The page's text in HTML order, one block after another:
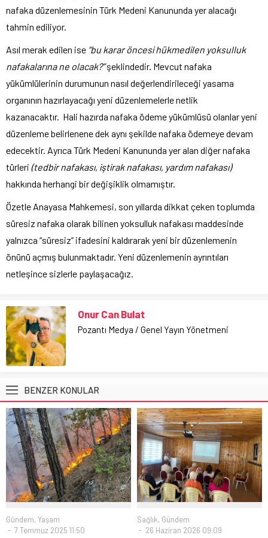
nafaka düzenlemesinin Türk Medeni Kanununda yer alacağı
tahmin ediliyor.
Asıl merak edilen ise “bu karar öncesi hükmedilen yoksulluk
nafakalarına ne olacak?”şeklindedir. Mevcut nafaka
yükümlülerinin durumunun nasıl değerlendirileceği yasama
organının hazırlayacağı yeni düzenlemelerle netlik
kazanacaktır. Hali hazırda nafaka ödeme yükümlüsü olanlar yeni
düzenleme belirlenene dek aynı şekilde nafaka ödemeye devam
edecektir. Ayrıca Türk Medeni Kanununda yer alan diğer nafaka
türleri (tedbir nafakası, iştirak nafakası, yardım nafakası)
hakkında herhangi bir değişiklik olmamıştır.
Özetle Anayasa Mahkemesi, son yıllarda dikkat çeken toplumda
süresiz nafaka olarak bilinen yoksulluk nafakası maddesinde
yalnızca “süresiz” ifadesini kaldırarak yeni bir düzenlemenin
önünü açmış bulunmaktadır. Yeni düzenlemenin ayrıntıları
netleşince sizlerle paylaşacağız.
Onur Can Bulat
Pozantı Medya / Genel Yayın Yönetmeni
BENZER KONULAR
Gündem, Yaşam
7 Temmuz 2025 11:50
Sağlık, Gündem
26 Haziran 2026 09:09